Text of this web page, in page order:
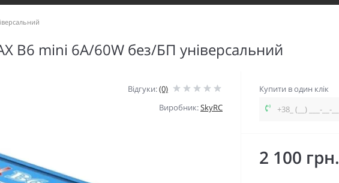
B6 mini 6A/60W без/БП універсальний
Відгуки:(0)
Виробник:SkyRC
Купити в один клік
2 100 грн.